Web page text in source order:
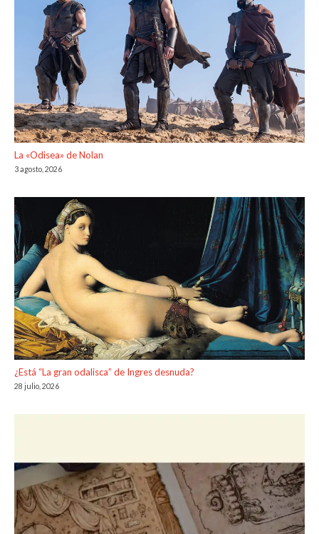
La «Odisea» de Nolan
3 agosto, 2026
¿Está “La gran odalisca” de Ingres desnuda?
28 julio, 2026